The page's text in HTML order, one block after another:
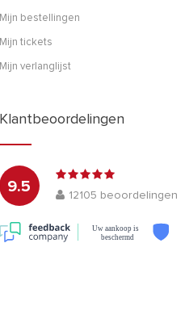
Mijn bestellingen
Mijn tickets
Mijn verlanglijst
Klantbeoordelingen
9.5
12105 beoordelingen
Uw aankoop is
beschermd